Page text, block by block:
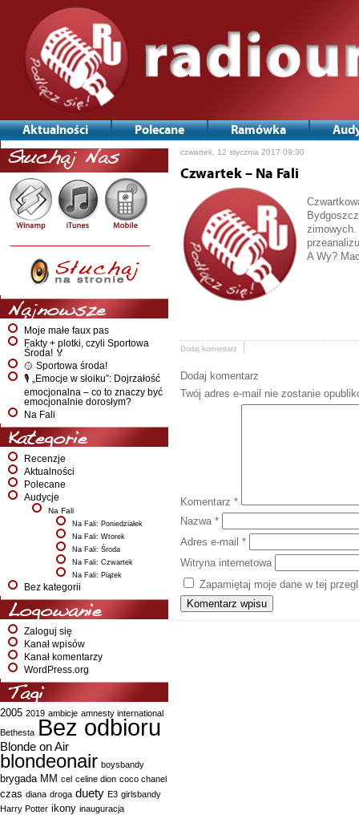
Aktualności Polecane Ramówka
Słuchaj Nas
Najnowsze
Moje małe faux pas
Fakty + plotki, czyli Sportowa
Środa! 🏅
🥎 Sportowa środa!
🎙️ „Emocje w słoiku”: Dojrzałość
emocjonalna – co to znaczy być
emocjonalnie dorosłym?
Na Fali
Kategorie
Recenzje
Aktualności
Polecane
Audycje
Na Fali
Na Fali: Poniedziałek
Na Fali: Wtorek
Na Fali: Środa
Na Fali: Czwartek
Na Fali: Piątek
Bez kategorii
Logowanie
Zaloguj się
Kanał wpisów
Kanał komentarzy
WordPress.org
Tagi
2005 2019 ambicje amnesty international
Bethesta Bez odbioru
Blonde on Air
blondeonair boysbandy
brygada MM cel celine dion coco chanel
czas diana droga duety E3 girlsbandy
Harry Potter ikony inauguracja
czwartek, 12 stycznia 2017 09:30
Czwartek – Na Fali
A Wy?
Dodaj komentarz
Dodaj komentarz
Twój adres e-mail nie zostanie
Komentarz *
Nazwa *
Adres e-mail *
Witryna internetowa
Zapamiętaj moje dane w tej